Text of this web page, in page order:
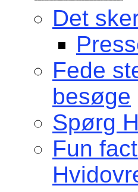
Det
Fede
besøge
Spørg
Fun